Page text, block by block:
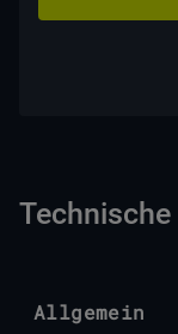
Technische
Allgemein